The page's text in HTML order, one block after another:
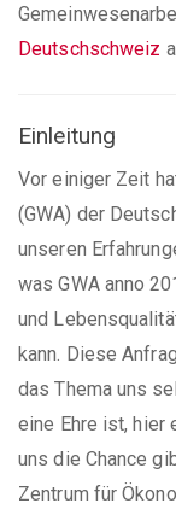
Deutschschweiz
Einleitung
Vor einiger Zeit
(GWA) der
unseren
was GWA anno
und
kann. Diese
das Thema uns
eine Ehre ist, hier
uns die Chance
Zentrum für